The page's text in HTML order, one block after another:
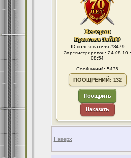
ID пользователя #3479
Зарегистрирован: 24.08.10 :
08:54
Сообщений: 5436
ПООЩРЕНИЙ: 132
Поощрить
Наказать
Наверх